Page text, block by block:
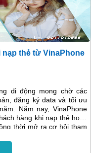
thẻ từ VinaPhone
di động mong chờ các
đăng ký data và tối ưu
Năm nay, VinaPhone
hàng khi nạp thẻ hoặc
thời mở ra cơ hội tham